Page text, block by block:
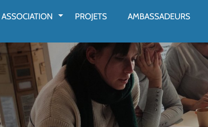
ASSOCIATION AFFICHER LE MENU
PROJETS AMBASSADEURS